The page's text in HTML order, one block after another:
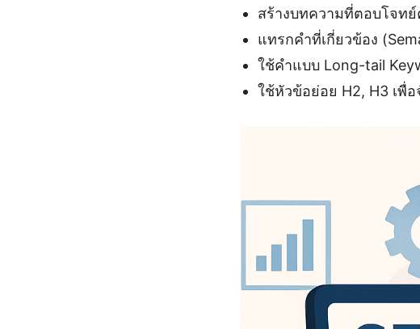
สร้างบทความที่ตอบโจท
แทรกคำที่เกี่ยวข้อง
ใช้คำแบบ Long-tail
ใช้หัวข้อย่อย H2, H3 เพื่